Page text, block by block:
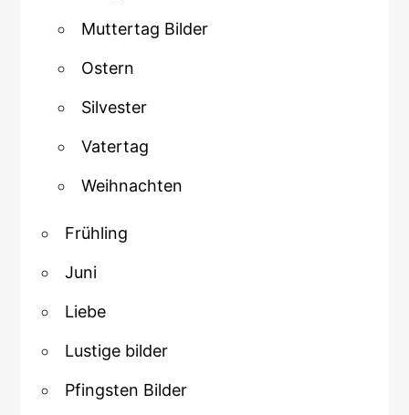
Muttertag Bilder
Ostern
Silvester
Vatertag
Weihnachten
Frühling
Juni
Liebe
Lustige bilder
Pfingsten Bilder